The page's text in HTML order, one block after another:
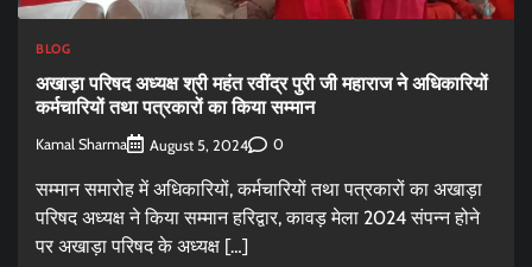
BLOG
अखाड़ा परिषद अध्यक्ष श्री महंत रवींद्र पुरी जी महाराज ने अधिकारियों
कर्मचारियों तथा पत्रकारों का किया सम्मान
Kamal Sharma August 5, 2024 0
सम्मान समारोह में अधिकारियों, कर्मचारियों तथा पत्रकारों का अखाड़ा
परिषद अध्यक्ष ने किया सम्मान हरिद्वार, कावड़ मेला 2024 संपन्न होने
पर अखाड़ा परिषद के अध्यक्ष […]